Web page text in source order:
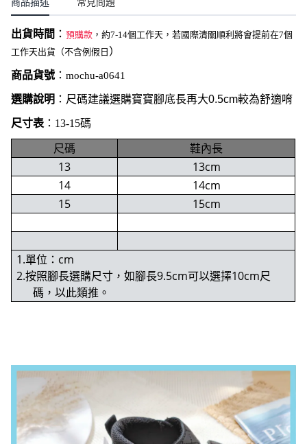
出貨時間 ： 預購款 ，約7-14個工作天，若國際清關順利將會提前在7個
工作天出貨（不含例假日 ）
商品貨號： mochu-a0641
選購說明 ：尺碼建議選購寶寶腳底長再大0.5cm較為舒適唷
尺寸表 ：13-15碼
尺碼
鞋內長
13
13cm
14
14cm
15
15cm
1.單位：cm
2.按照腳長選購尺寸，如腳長9.5cm可以選擇10cm尺
碼，以此類推。